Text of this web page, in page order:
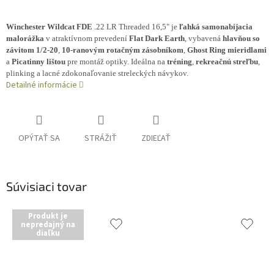
Winchester Wildcat FDE .22 LR Threaded 16,5" je ľahká samonabíjacia
malorážka v atraktívnom prevedení Flat Dark Earth, vybavená hlavňou so
závitom 1/2-20, 10-ranovým rotačným zásobníkom, Ghost Ring mieridlami
a Picatinny lištou pre montáž optiky. Ideálna na tréning, rekreačnú streľbu,
plinking a lacné zdokonaľovanie streleckých návykov.
Detailné informácie
OPÝTAŤ SA STRÁŽIŤ ZDIEĽAŤ
Súvisiaci tovar
Produkt je
nepredajný na
diaľku